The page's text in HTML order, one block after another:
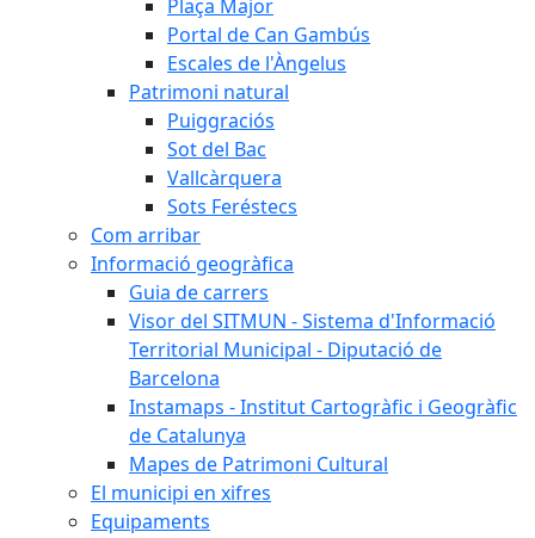
Plaça Major
Portal de Can Gambús
Escales de l'Àngelus
Patrimoni natural
Puiggraciós
Sot del Bac
Vallcàrquera
Sots Feréstecs
Com arribar
Informació geogràfica
Guia de carrers
Visor del SITMUN - Sistema d'Informació
Territorial Municipal - Diputació de
Barcelona
Instamaps - Institut Cartogràfic i Geogràfic
de Catalunya
Mapes de Patrimoni Cultural
El municipi en xifres
Equipaments